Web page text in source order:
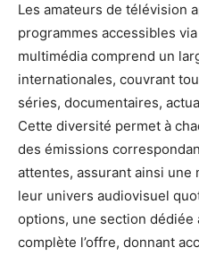
Les amateurs de télévision
programmes accessibles
multimédia comprend un
internationales, couvrant
séries, documentaires,
Cette diversité permet à
des émissions
attentes, assurant ainsi
leur univers audiovisuel
options, une section dédiée
complète l’offre, donnant